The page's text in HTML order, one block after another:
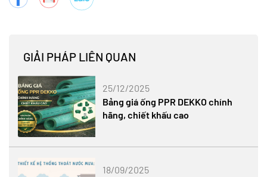
GIẢI PHÁP LIÊN QUAN
25/12/2025
Bảng giá ống PPR DEKKO chính
hãng, chiết khấu cao
18/09/2025